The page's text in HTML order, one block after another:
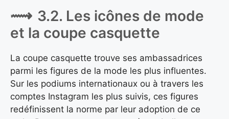
3.2. Les icônes de mode
et la coupe casquette
La coupe casquette trouve ses ambassadrices
parmi les figures de la mode les plus influentes.
Sur les podiums internationaux ou à travers les
comptes Instagram les plus suivis, ces figures
redéfinissent la norme par leur adoption de ce